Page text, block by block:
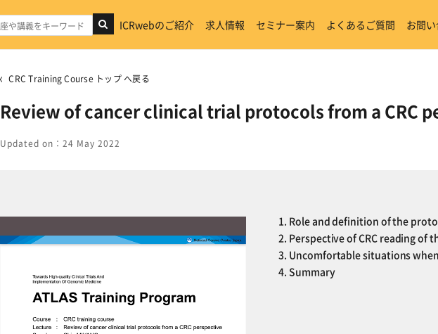
ICRwebのご紹介 求人情報 セミナー案内 よくあるご質問 お問
CRC Training Course トップ へ戻る
Review of cancer clinical trial protocols from a CRC
Updated on：24 May 2022
1. Role and definition of the
2. Perspective of CRC reading of
3. Uncomfortable situations
4. Summary